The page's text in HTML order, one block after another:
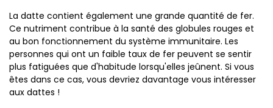
La datte contient également une grande quantité de fer.
Ce nutriment contribue à la santé des globules rouges et
au bon fonctionnement du système immunitaire. Les
personnes qui ont un faible taux de fer peuvent se sentir
plus fatiguées que d'habitude lorsqu'elles jeûnent. Si vous
êtes dans ce cas, vous devriez davantage vous intéresser
aux dattes !